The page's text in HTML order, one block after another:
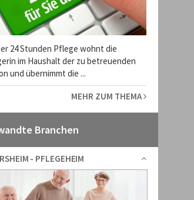
24 Stunden Pflege wohnt die
im Haushalt der zu betreuenden
und übernimmt die ...
MEHR ZUM THEMA
Branchen
- PFLEGEHEIM